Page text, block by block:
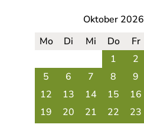
Oktober 2026
Mo
Di Mi Do Fr
1
2
5
6 7 8 9
12
13 14 15 16
19
20 21 22 23